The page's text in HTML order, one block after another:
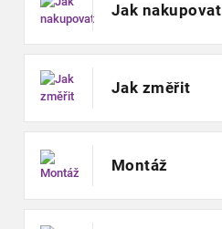
Jak nakupovat
Jak změřit
Montáž